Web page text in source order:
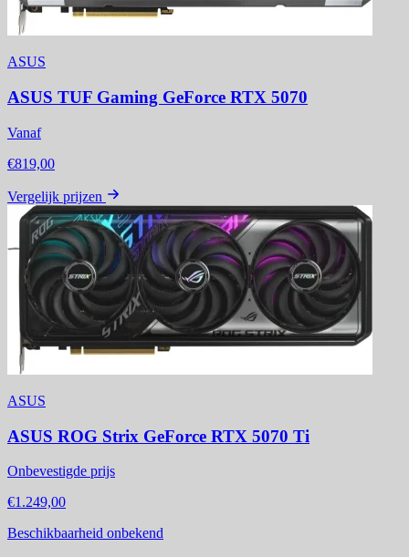
ASUS
ASUS TUF Gaming GeForce RTX 5070
Vanaf
€819,00
Vergelijk prijzen
ASUS
ASUS ROG Strix GeForce RTX 5070 Ti
Onbevestigde prijs
€1.249,00
Beschikbaarheid onbekend